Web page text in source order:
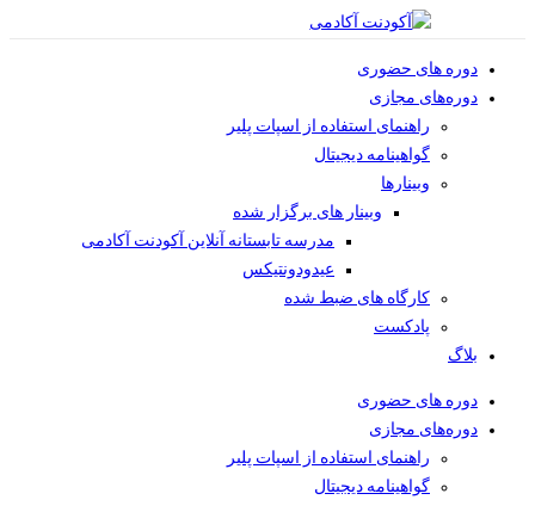
دوره های حضوری
دوره‌های مجازی
راهنمای استفاده از اسپات پلیر
گواهینامه دیجیتال
وبینار‌ها
وبینار های برگزار شده
مدرسه تابستانه آنلاین آکودنت آکادمی
عیدودونتیکس
کارگاه های ضبط شده
پادکست
بلاگ
دوره های حضوری
دوره‌های مجازی
راهنمای استفاده از اسپات پلیر
گواهینامه دیجیتال